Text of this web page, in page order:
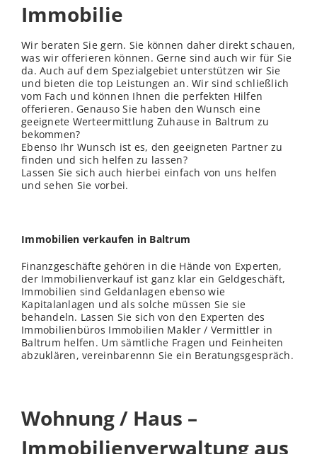
Immobilie
Wir beraten Sie gern. Sie können daher direkt schauen,
was wir offerieren können. Gerne sind auch wir für Sie
da. Auch auf dem Spezialgebiet unterstützen wir Sie
und bieten die top Leistungen an. Wir sind schließlich
vom Fach und können Ihnen die perfekten Hilfen
offerieren. Genauso Sie haben den Wunsch eine
geeignete Werteermittlung Zuhause in Baltrum zu
bekommen?
Ebenso Ihr Wunsch ist es, den geeigneten Partner zu
finden und sich helfen zu lassen?
Lassen Sie sich auch hierbei einfach von uns helfen
und sehen Sie vorbei.
Immobilien verkaufen in Baltrum
Finanzgeschäfte gehören in die Hände von Experten,
der Immobilienverkauf ist ganz klar ein Geldgeschäft,
Immobilien sind Geldanlagen ebenso wie
Kapitalanlagen und als solche müssen Sie sie
behandeln. Lassen Sie sich von den Experten des
Immobilienbüros Immobilien Makler / Vermittler in
Baltrum helfen. Um sämtliche Fragen und Feinheiten
abzuklären, vereinbarennn Sie ein Beratungsgespräch.
Wohnung / Haus –
Immobilienverwaltung aus